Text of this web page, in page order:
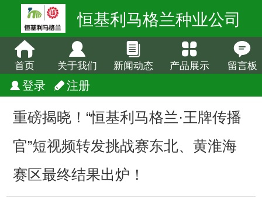
恒基利马格兰种业公司
首页 关于我们 新闻动态 产品展示 留言板
登录 注册
重磅揭晓！“恒基利马格兰·王牌传播
官”短视频转发挑战赛东北、黄淮海
赛区最终结果出炉！